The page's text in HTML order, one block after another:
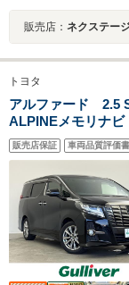
販売店： ネクステー
トヨタ
アルファード 2.5
ALPINEメモリナビ
販売店保証 車両品質評価